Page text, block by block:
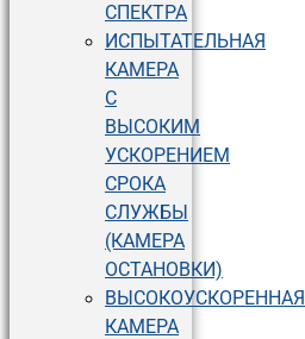
СПЕКТРА
ИСПЫТАТЕЛЬНАЯ
КАМЕРА
С
ВЫСОКИМ
УСКОРЕНИЕМ
СРОКА
СЛУЖБЫ
(КАМЕРА
ОСТАНОВКИ)
ВЫСОКОУСКОРЕННАЯ
КАМЕРА